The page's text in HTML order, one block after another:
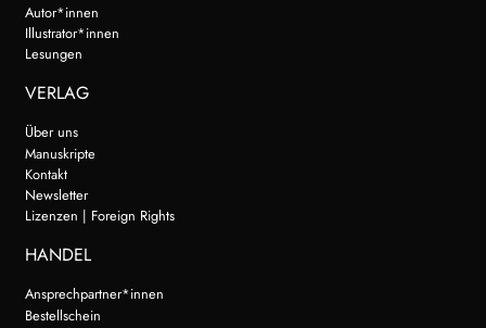
Autor*innen
Illustrator*innen
Lesungen
VERLAG
Über uns
Manuskripte
Kontakt
Newsletter
Lizenzen | Foreign Rights
HANDEL
Ansprechpartner*innen
Bestellschein